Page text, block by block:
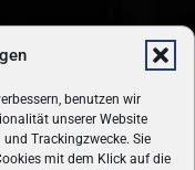
benutzen wir
unserer Website
Trackingzwecke. Sie
mit dem Klick auf die